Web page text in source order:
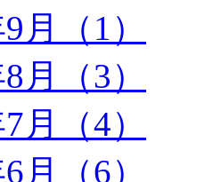
月（1）
月（3）
月（4）
月（6）